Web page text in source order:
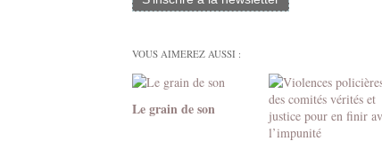
VOUS AIMEREZ AUSSI :
Le grain de son